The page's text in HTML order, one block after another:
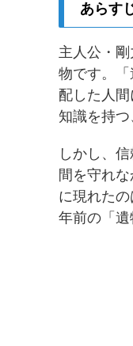
あらす
主人公・
物です。
配した人
知識を持つ
しかし、
間を守れ
に現れた
年前の「